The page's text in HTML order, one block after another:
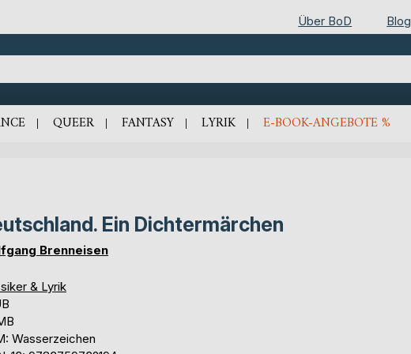
Über BoD Blog
QUEER FANTASY LYRIK E-BOOK-ANGEBOTE %
Ein Dichtermärchen
Brenneisen
& Lyrik
Wasserzeichen